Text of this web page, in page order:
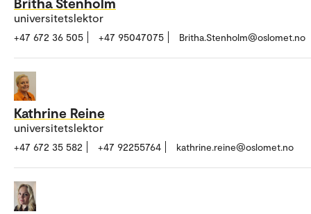
universitetslektor
+47 672 36 505 +47 95047075 Britha.Stenholm@oslomet.no
Kathrine Reine
universitetslektor
+47 672 35 582 +47 92255764 kathrine.reine@oslomet.no